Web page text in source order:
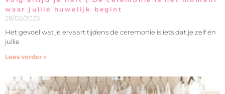
waar jullie huwelijk begint
28/02/2023
Het gevoel wat je ervaart tijdens de ceremonie is iets dat je zelf én
jullie
Lees verder »